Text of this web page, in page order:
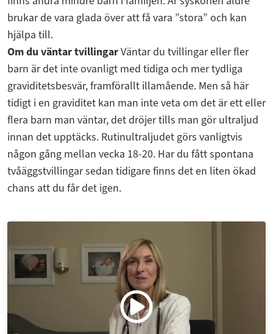
brukar de vara glada över att få vara ”stora” och kan
hjälpa till.
Om du väntar tvillingarVäntar du tvillingar eller fler
barn är det inte ovanligt med tidiga och mer tydliga
graviditetsbesvär, framförallt illamående. Men så här
tidigt i en graviditet kan man inte veta om det är ett eller
flera barn man väntar, det dröjer tills man gör ultraljud
innan det upptäcks. Rutinultraljudet görs vanligtvis
någon gång mellan vecka 18-20. Har du fått spontana
tvåäggstvillingar sedan tidigare finns det en liten ökad
chans att du får det igen.